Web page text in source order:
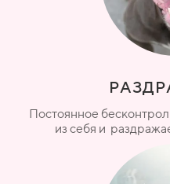
Постоянное
из себя и